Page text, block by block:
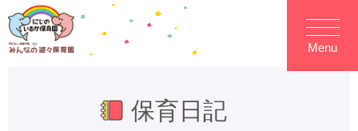
Menu
保育日記